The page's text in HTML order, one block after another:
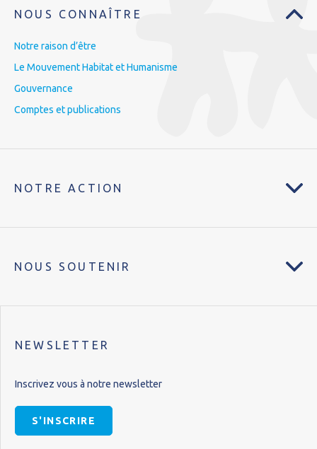
NOUS CONNAÎTRE
Notre raison d’être
Le Mouvement Habitat et Humanisme
Gouvernance
Comptes et publications
NOTRE ACTION
NOUS SOUTENIR
NEWSLETTER
Inscrivez vous à notre newsletter
S'INSCRIRE